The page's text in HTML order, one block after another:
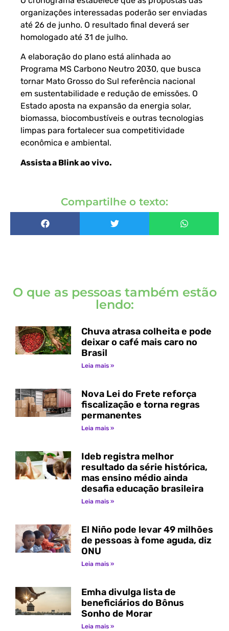
organizações interessadas poderão ser enviadas
até 26 de junho. O resultado final deverá ser
homologado até 31 de julho.
A elaboração do plano está alinhada ao
Programa MS Carbono Neutro 2030, que busca
tornar Mato Grosso do Sul referência nacional
em sustentabilidade e redução de emissões. O
Estado aposta na expansão da energia solar,
biomassa, biocombustíveis e outras tecnologias
limpas para fortalecer sua competitividade
econômica e ambiental.
Assista a Blink ao vivo.
Compartilhe o texto:
O que as pessoas também estão
lendo:
Chuva atrasa colheita e pode
deixar o café mais caro no
Brasil
Leia mais »
Nova Lei do Frete reforça
fiscalização e torna regras
permanentes
Leia mais »
Ideb registra melhor
resultado da série histórica,
mas ensino médio ainda
desafia educação brasileira
Leia mais »
El Niño pode levar 49 milhões
de pessoas à fome aguda, diz
ONU
Leia mais »
Emha divulga lista de
beneficiários do Bônus
Sonho de Morar
Leia mais »